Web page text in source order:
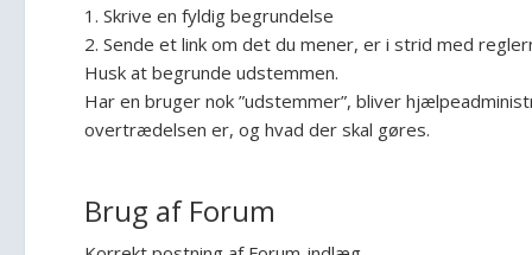
1. Skrive en fyldig begrundelse
2. Sende et link om det du mener, er i strid med
Husk at begrunde udstemmen.
Har en bruger nok ”udstemmer”, bliver
overtrædelsen er, og hvad der skal gøres.
Brug af Forum